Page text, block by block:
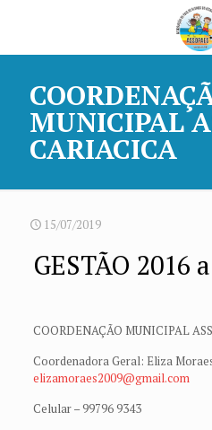
MUNICIPAL
CARIACICA
15/07/2019
GESTÃO 2016
COORDENAÇÃO MUNICIPAL
Coordenadora Geral: Eliza
elizamoraes2009@gmail.com
Celular – 99796 9343